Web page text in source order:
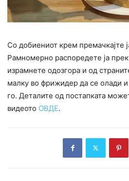
Со добиениот крем премачкајте
Рамномерно распоредете ја
израмнете одозгора и од
малку во фрижидер да се олади
го. Деталите од постапката
видеото ОВДЕ.